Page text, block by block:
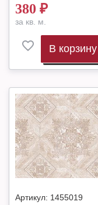
380 ₽
за кв. м.
В корзину
Артикул: 1455019